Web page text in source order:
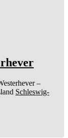
–
Schleswig-